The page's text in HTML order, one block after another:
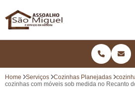
Home Serviços Cozinhas Planejadas
cozinhas com móveis sob medida no Recanto